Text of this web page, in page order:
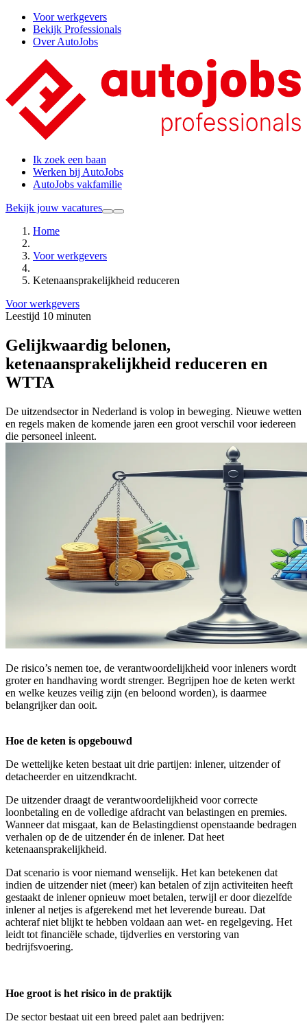
Voor werkgevers
Bekijk Professionals
Over AutoJobs
Ik zoek een baan
Werken bij AutoJobs
AutoJobs vakfamilie
Bekijk jouw vacatures
Home
Voor werkgevers
Ketenaansprakelijkheid reduceren
Voor werkgevers
Leestijd 10 minuten
Gelijkwaardig belonen,
ketenaansprakelijkheid reduceren en
WTTA
De uitzendsector in Nederland is volop in beweging. Nieuwe wetten
en regels maken de komende jaren een groot verschil voor iedereen
die personeel inleent.
De risico’s nemen toe, de verantwoordelijkheid voor inleners wordt
groter en handhaving wordt strenger. Begrijpen hoe de keten werkt
en welke keuzes veilig zijn (en beloond worden), is daarmee
belangrijker dan ooit.
Hoe de keten is opgebouwd
De wettelijke keten bestaat uit drie partijen: inlener, uitzender of
detacheerder en uitzendkracht.
De uitzender draagt de verantwoordelijkheid voor correcte
loonbetaling en de volledige afdracht van belastingen en premies.
Wanneer dat misgaat, kan de Belastingdienst openstaande bedragen
verhalen op de de uitzender én de inlener. Dat heet
ketenaansprakelijkheid.
Dat scenario is voor niemand wenselijk. Het kan betekenen dat
indien de uitzender niet (meer) kan betalen of zijn activiteiten heeft
gestaakt de inlener opnieuw moet betalen, terwijl er door diezelfde
inlener al netjes is afgerekend met het leverende bureau. Dat
achteraf niet blijkt te hebben voldaan aan wet- en regelgeving. Het
leidt tot financiële schade, tijdverlies en verstoring van
bedrijfsvoering.
Hoe groot is het risico in de praktijk
De sector bestaat uit een breed palet aan bedrijven: